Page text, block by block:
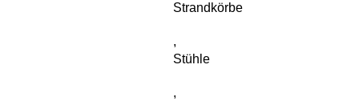
Strandkörbe
,
Stühle
,